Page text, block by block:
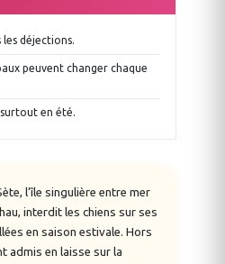
les déjections.
peuvent changer chaque
en été.
l’île singulière entre mer
interdit les chiens sur ses
en saison estivale. Hors
admis en laisse sur la